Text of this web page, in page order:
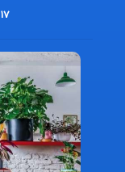
۱۷ راهکار درمان خجالت کودکان